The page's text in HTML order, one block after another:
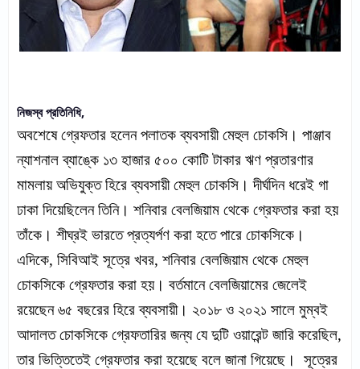
নিজস্ব প্রতিনিধি,
অবশেষে গ্রেফতার হলেন পলাতক ব্যবসায়ী মেহুল চোকসি। পাঞ্জাব
ন্যাশনাল ব্যাঙ্কে ১৩ হাজার ৫০০ কোটি টাকার ঋণ প্রতারণার
মামলায় অভিযুক্ত হিরে ব্যবসায়ী মেহুল চোকসি। দীর্ঘদিন ধরেই গা
ঢাকা দিয়েছিলেন তিনি। শনিবার বেলজিয়াম থেকে গ্রেফতার করা হয়
তাঁকে। শীঘ্রই ভারতে প্রত্যর্পণ করা হতে পারে চোকসিকে।
এদিকে, সিবিআই সূত্রে খবর, শনিবার বেলজিয়াম থেকে মেহুল
চোকসিকে গ্রেফতার করা হয়। বর্তমানে বেলজিয়ামের জেলেই
রয়েছেন ৬৫ বছরের হিরে ব্যবসায়ী। ২০১৮ ও ২০২১ সালে মুম্বই
আদালত চোকসিকে গ্রেফতারির জন্য যে দুটি ওয়ারেন্ট জারি করেছিল,
তার ভিত্তিতেই গ্রেফতার করা হয়েছে বলে জানা গিয়েছে।
সূত্রের